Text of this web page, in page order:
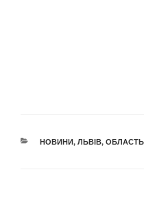
КАТЕГОРІЇ
НОВИНИ, ЛЬВІВ, ОБЛАСТЬ